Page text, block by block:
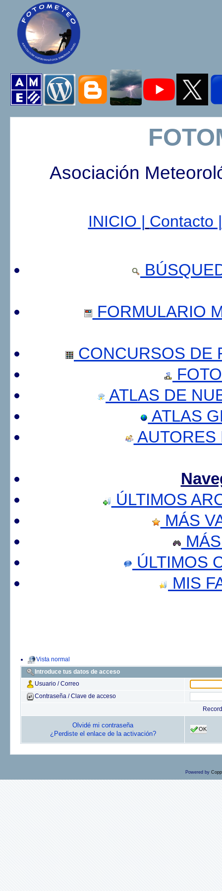
Asociación
INICIO | Contacto |
FORMULARIO
CONCURSOS DE
ATLAS DE
ATLAS
AUTORES
ÚLTIMOS
MÁS
ÚLTIMOS
MIS
Vista normal
Introduce tus datos de acceso
Usuario / Correo
Contraseña / Clave de acceso
Olvidé mi contraseña
¿Perdiste el enlace de la activación?
OK
Powered by